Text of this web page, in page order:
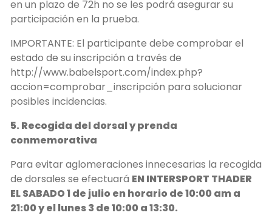
en un plazo de 72h no se les podrá asegurar su
participación en la prueba.
IMPORTANTE: El participante debe comprobar el
estado de su inscripción a través de
http://www.babelsport.com/index.php?
accion=comprobar_inscripción para solucionar
posibles incidencias.
5. Recogida del dorsal y prenda
conmemorativa
Para evitar aglomeraciones innecesarias la recogida
de dorsales se efectuará EN INTERSPORT THADER
EL SABADO 1 de julio en horario de 10:00 am a
21:00 y el lunes 3 de 10:00 a 13:30.